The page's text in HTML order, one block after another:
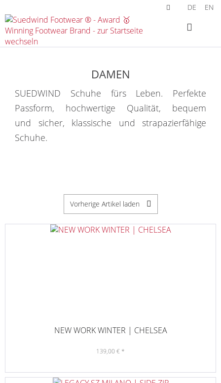
DE EN
DAMEN
SUEDWIND Schuhe fürs Leben. Perfekte
Passform, hochwertige Qualität, bequem
und sicher, klassische und strapazierfähige
Schuhe.
Vorherige Artikel laden
NEW WORK WINTER | CHELSEA
139,00 € *